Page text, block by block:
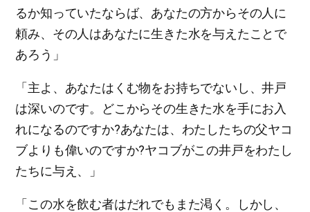
るか知っていたならば、あなたの方からその人に
頼み、その人はあなたに生きた水を与えたことで
あろう」
「主よ、あなたはくむ物をお持ちでないし、井戸
は深いのです。どこからその生きた水を手にお入
れになるのですか?あなたは、わたしたちの父ヤコ
ブよりも偉いのですか?ヤコブがこの井戸をわたし
たちに与え、」
「この水を飲む者はだれでもまた渇く。しかし、